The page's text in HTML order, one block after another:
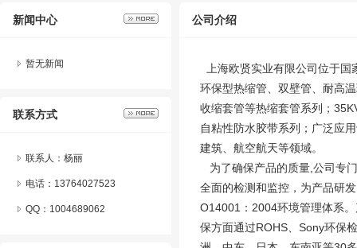
新闻中心
暂无新闻
联系方式
联系人：杨丽
电话：13764027523
QQ： 1004689062
公司介绍
上海欧贤实业有限公司位于国
环保型热缩管、双壁管、耐高
收缩套管等热缩套管系列；
自粘性防水胶带系列；广泛应
建筑、航空航天等领域。
为了确保产品的质量,公司专
全面的检测和监控，为产品研
O14001：2004环境管理体系
保方面通过ROHS、Sony环保